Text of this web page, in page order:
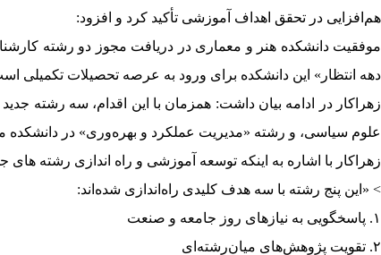
هم‌افزایی در تحقق اهداف آموزشی تأکید کرد و افزود:
موفقیت دانشکده هنر و معماری در دریافت مجوز دو رشته
دهه انتظار» این دانشکده برای ورود به عرصه تحصیلات تکمیلی است و این موفقیت تنها در«۳ ماه» و
زهراکار در ادامه بیان داشت: همزمان با این اقدام، سه رشته
علوم سیاسی، و رشته «مدیریت عملکرد و بهره‌وری» در دانشکده
زهراکار با اشاره به اینکه توسعه آموزشی و راه اندازی رشته
> «این پنج رشته با سه هدف کلیدی راه‌اندازی شده‌اند:
۱. پاسخگویی به نیازهای روز جامعه و صنعت
۲. تقویت پژوهش‌های میان‌رشته‌ای